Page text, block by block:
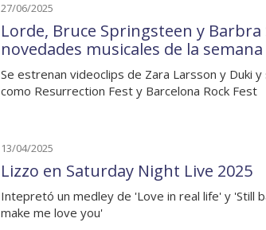
27/06/2025
Lorde, Bruce Springsteen y
novedades musicales de la semana
Se estrenan videoclips de Zara Larsson y Duki
como Resurrection Fest y Barcelona Rock Fest
13/04/2025
Lizzo en Saturday Night Live 2025
Intepretó un medley de 'Love in real life' y 'Still
make me love you'